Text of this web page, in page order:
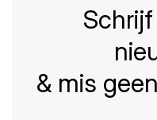
& mis